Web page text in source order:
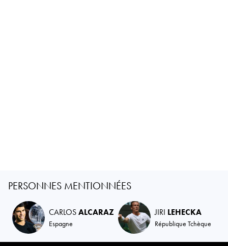
PERSONNES MENTIONNÉES
CARLOSALCARAZ
Espagne
JIRI LEHECKA
République Tchèque